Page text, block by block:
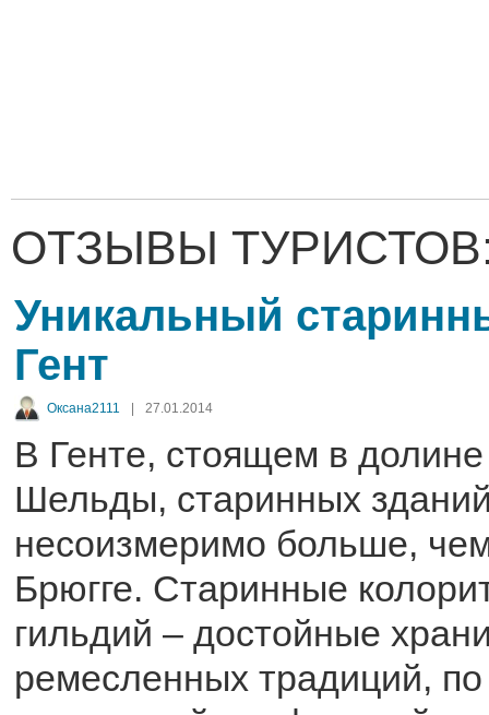
ОТЗЫВЫ
Уникальный
Гент
Оксана2111 | 27.01.2014
В Генте, стоящем в
Шельды, старинных
несоизмеримо больше,
Брюгге. Старинные
гильдий – достойные
ремесленных традиций, по